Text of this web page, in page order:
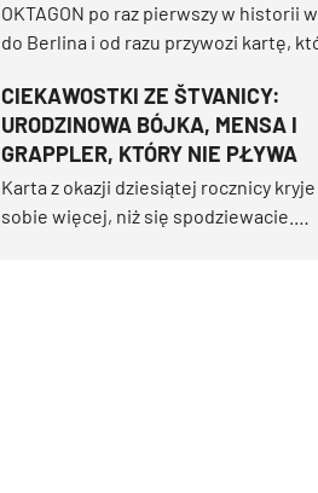
Khalida Tahę.
OKTAGON po raz pierwszy w historii
do Berlina i od razu przywozi kartę,
czerwca stanie się areną dwóch walk
tytułowych i gali pełnej miejscowych
oraz międzynarodowej elity.
CIEKAWOSTKI ZE ŠTVANICY:
URODZINOWA BÓJKA, MENSA I
GRAPPLER, KTÓRY NIE PŁYWA
Karta z okazji dziesiątej rocznicy kryje
sobie więcej, niż się spodziewacie.